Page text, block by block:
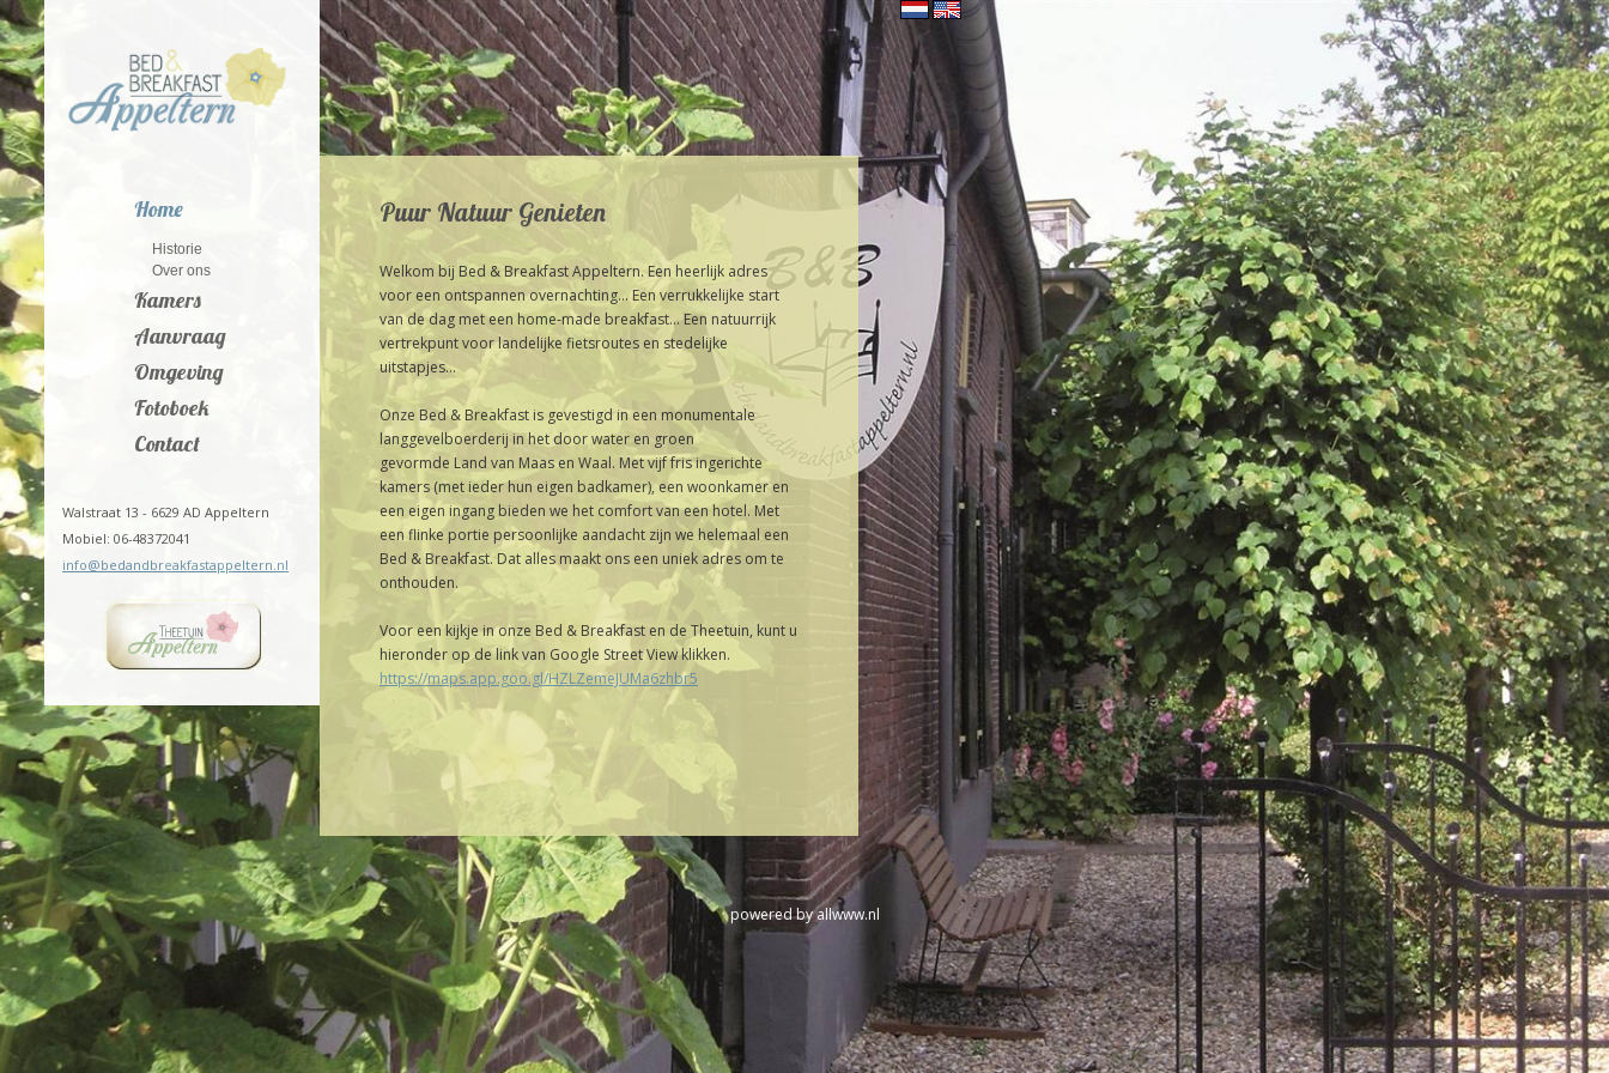
Home
Historie
Over ons
Kamers
Aanvraag
Omgeving
Fotoboek
Contact
Walstraat 13 - 6629 AD Appeltern
Mobiel: 06-48372041
info@bedandbreakfastappeltern.nl
Puur Natuur Genieten
Welkom bij Bed & Breakfast Appeltern. Een heerlijk adres
voor een ontspannen overnachting… Een verrukkelijke start
van de dag met een home-made breakfast... Een natuurrijk
vertrekpunt voor landelijke fietsroutes en stedelijke
uitstapjes…
Onze Bed & Breakfast is gevestigd in een monumentale
langgevelboerderij in het door water en groen
gevormde Land van Maas en Waal. Met vijf fris ingerichte
kamers (met ieder hun eigen badkamer), een woonkamer en
een eigen ingang bieden we het comfort van een hotel. Met
een flinke portie persoonlijke aandacht zijn we helemaal een
Bed & Breakfast. Dat alles maakt ons een uniek adres om te
onthouden.
Voor een kijkje in onze Bed & Breakfast en de Theetuin, kunt u
hieronder op de link van Google Street View klikken.
https://maps.app.goo.gl/HZLZemeJUMa6zhbr5
powered byallwww.nl